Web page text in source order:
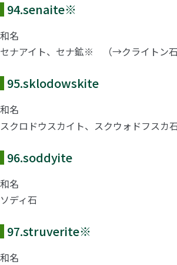
94.senaite※
和名
セナアイト、セナ鉱※ （→クライトン
95.sklodowskite
和名
スクロドウスカイト、スクウォドフスカ
96.soddyite
和名
ソディ石
97.struverite※
和名